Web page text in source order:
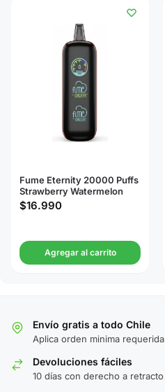
Fume Eternity 20000 Puffs
Strawberry Watermelon
$16.990
Agregar al carrito
Envío gratis a todo Chile
Aplica orden minima requerida
Devoluciones fáciles
10 días con derecho a retracto